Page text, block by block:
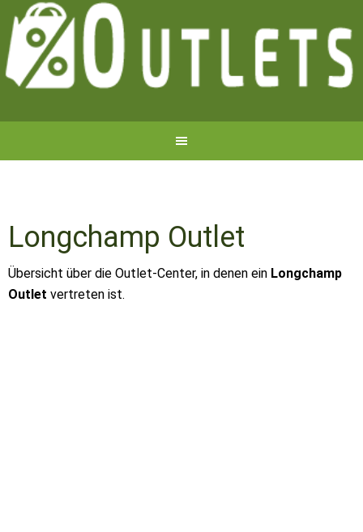
Longchamp Outlet
Übersicht über die Outlet-Center, in denen ein Longchamp
Outlet vertreten ist.